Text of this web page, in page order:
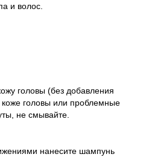
и волос.
головы (без добавления
головы или проблемные
не смывайте.
нанесите шампунь